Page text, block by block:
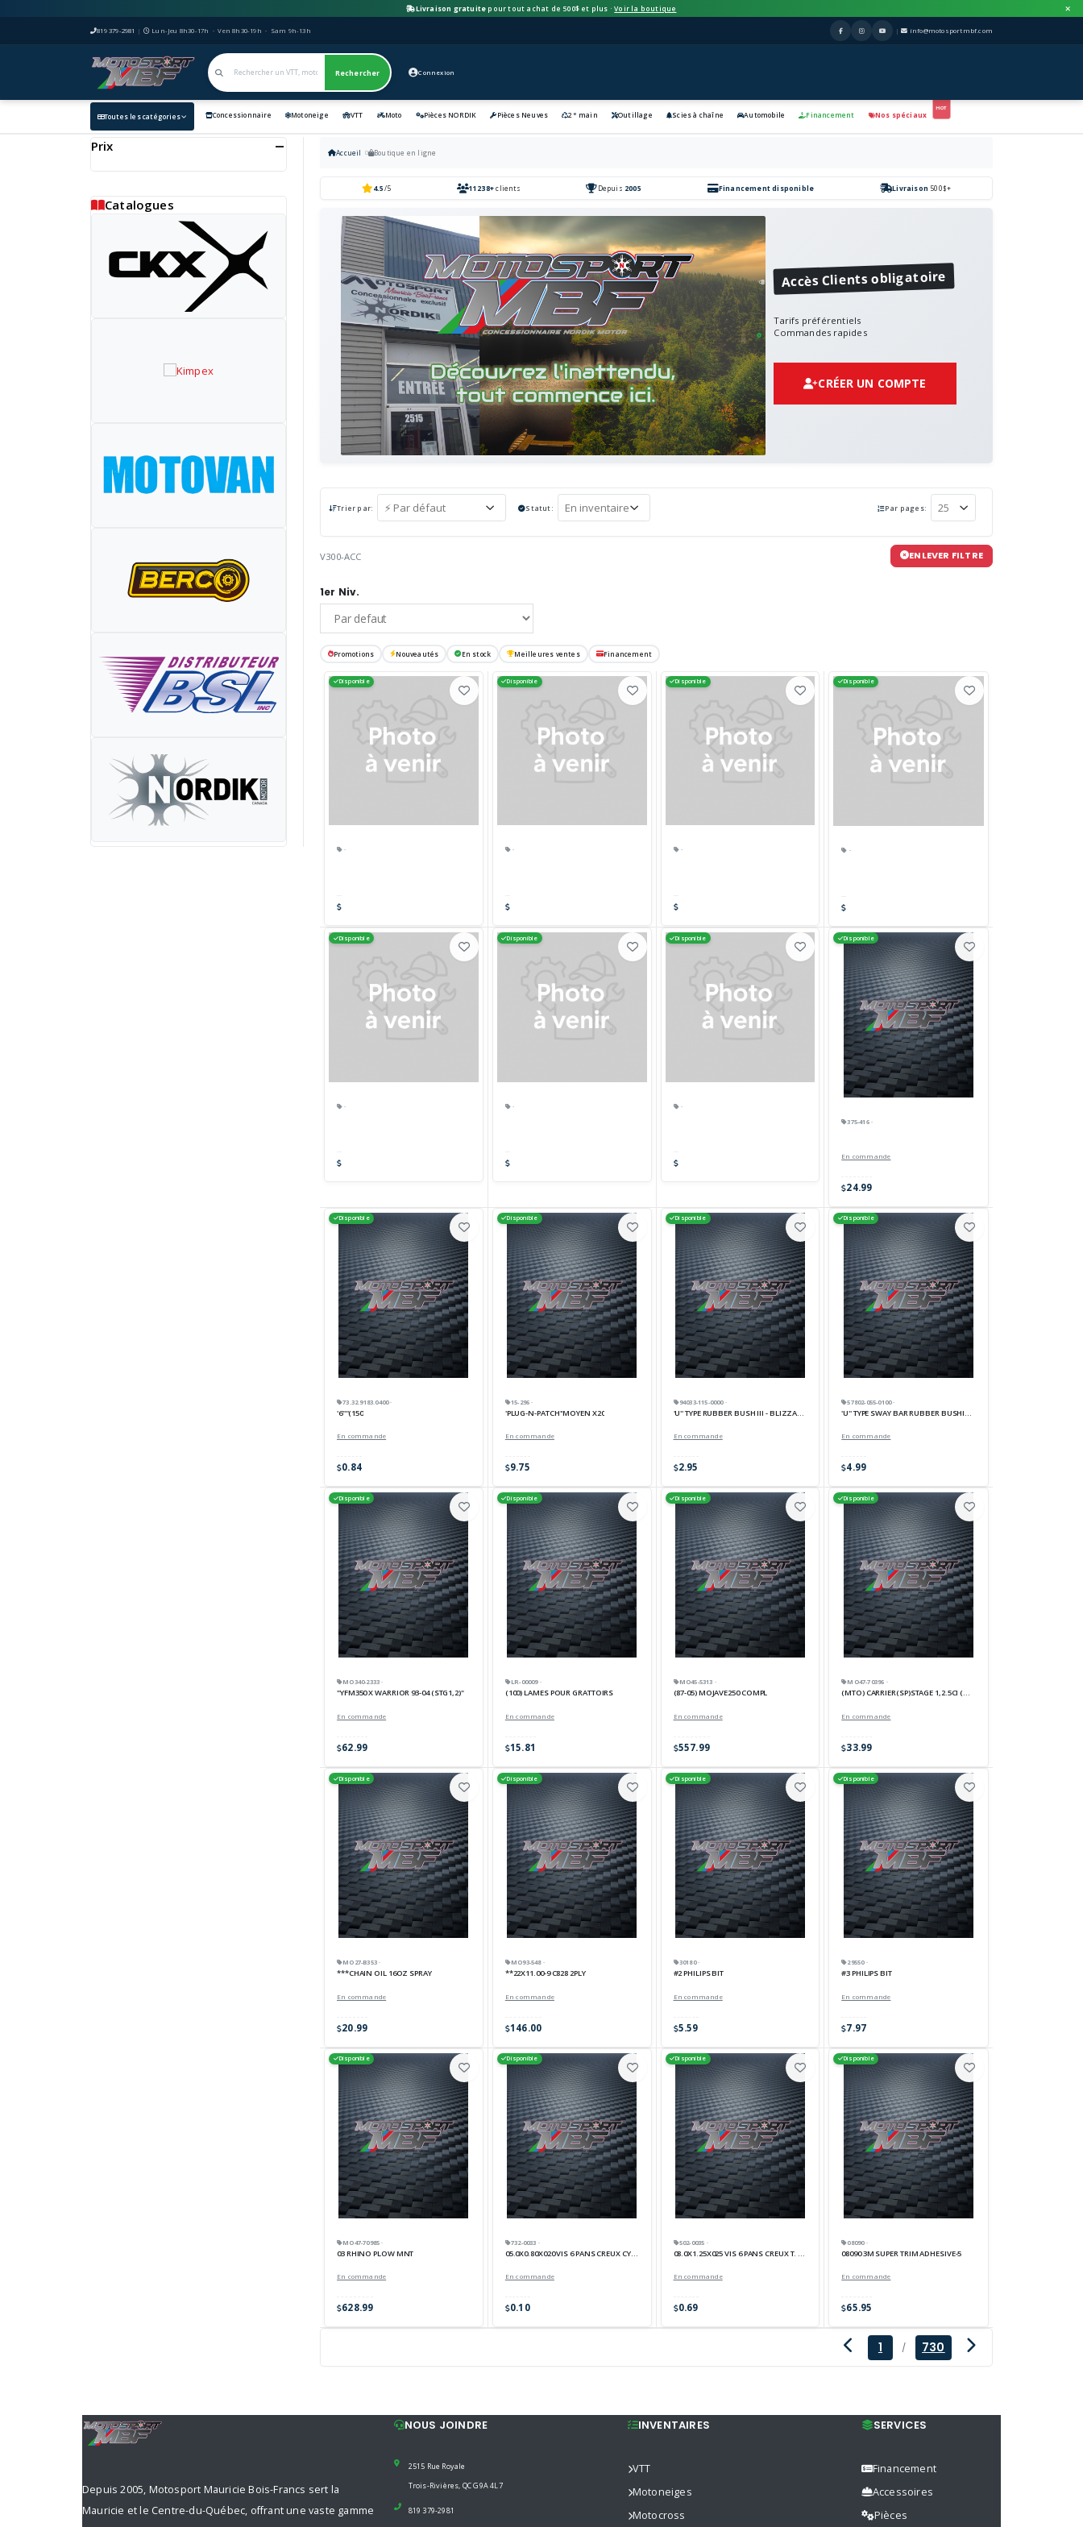
Livraison gratuite pour tout achat de 500$ et plus ·Voir la boutique
819 379-2981 | Lun-Jeu 8h30-17h · Ven 8h30-19h · Sam 9h-13h | info@motosportmbf.com
Rechercher Connexion
Toutes les catégories Concessionnaire Motoneige VTT Moto Pièces NORDIK Pièces Neuves 2 e main Outillage Scies à chaîne Automobile Financement Nos spéciaux
Accueil Boutique en ligne
4.5/5 11238+clients Depuis 2005 Financement disponible Livraison 500$+
Accès Clients obligatoire
Tarifs préférentiels
Commandes rapides
CRÉER UN COMPTE
Trier par: Statut: Par pages:
V300-ACC ENLEVER FILTRE
1er Niv.
Promotions Nouveautés En stock Meilleures ventes Financement
Disponible
·
Disponible
·
Disponible
·
Disponible
·
Disponible
·
Disponible
·
Disponible
·
Disponible
375-416 ·
En commande
24.99
Disponible
73.32.9183.0400 ·
'6''''(150
En commande
0.84
Disponible
15-296 ·
'PLUG-N-PATCH''MOYEN X20
En commande
9.75
Disponible
94033-115-0000 ·
'U'' TYPE RUBBER BUSH III - BLIZZARD-TORNADO
En commande
2.95
Disponible
57802-055-0100 ·
'U'' TYPE SWAY BAR RUBBER BUSHING III - NK 700 U
En commande
4.99
Disponible
MO340-2333 ·
"YFM350 X WARRIOR 93-04 (STG1,2)"
En commande
62.99
Disponible
LR-00009 ·
(100) LAMES POUR GRATTOIRS
En commande
15.81
Disponible
MO45-5313 ·
(87-05) MOJAVE250 COMPL
En commande
557.99
Disponible
MO47-70396 ·
(MTO) CARRIER(SP)STAGE 1,2.5CI (MTO) (SP
En commande
33.99
Disponible
MO27-B353 ·
***CHAIN OIL 16OZ SPRAY
En commande
20.99
Disponible
MO93-548 ·
**22X11.00-9 C828 2PLY
En commande
146.00
Disponible
30180 ·
#2 PHILIPS BIT
En commande
5.59
Disponible
29550 ·
#3 PHILIPS BIT
En commande
7.97
Disponible
MO47-70985 ·
03 RHINO PLOW MNT
En commande
628.99
Disponible
732-0033 ·
05.0X0.80X020 VIS 6 PANS CREUX CYL 12.9 D912
En commande
0.10
Disponible
502-0035 ·
08.0X1.25X025 VIS 6 PANS CREUX T. CYL. AI304
En commande
0.69
Disponible
08090 ·
08090 3M SUPER TRIM ADHESIVE-5
En commande
65.95
1 / 730
Prix
Catalogues
Depuis 2005, Motosport Mauricie Bois-Francs sert la
Mauricie et le Centre-du-Québec, offrant une vaste gamme
NOUS JOINDRE
2515 Rue Royale
Trois-Rivières, QC G9A 4L7
819 379-2981
INVENTAIRES
VTT
Motoneiges
Motocross
SERVICES
Financement
Accessoires
Pièces